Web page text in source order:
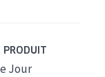
PRODUIT
Jour